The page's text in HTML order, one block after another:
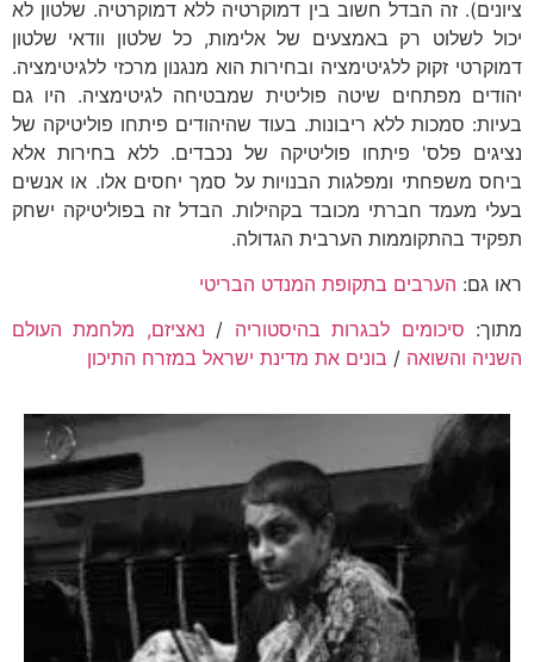
ציונים). זה הבדל חשוב בין דמוקרטיה ללא דמוקרטיה. שלטון לא
יכול לשלוט רק באמצעים של אלימות, כל שלטון וודאי שלטון
דמוקרטי זקוק ללגיטימציה ובחירות הוא מנגנון מרכזי ללגיטימציה.
יהודים מפתחים שיטה פוליטית שמבטיחה לגיטימציה. היו גם
בעיות: סמכות ללא ריבונות. בעוד שהיהודים פיתחו פוליטיקה של
נציגים פלס' פיתחו פוליטיקה של נכבדים. ללא בחירות אלא
ביחס משפחתי ומפלגות הבנויות על סמך יחסים אלו. או אנשים
בעלי מעמד חברתי מכובד בקהילות. הבדל זה בפוליטיקה ישחק
תפקיד בהתקוממות הערבית הגדולה.
ראו גם: הערבים בתקופת המנדט הבריטי
מתוך: סיכומים לבגרות בהיסטוריה / נאציזם, מלחמת העולם
השניה והשואה / בונים את מדינת ישראל במזרח התיכון